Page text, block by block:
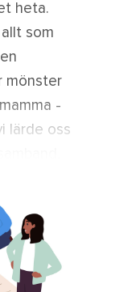
heta.
som
mönster
-
lärde oss